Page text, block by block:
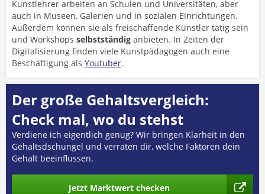
Kunstlehrer arbeiten an Schulen und Universitäten, aber
auch in Museen, Galerien und in sozialen Einrichtungen.
Außerdem können sie als freischaffende Künstler tätig sein
und Workshops selbstständig anbieten. In Zeiten der
Digitalisierung finden viele Kunstpädagogen auch eine
Beschäftigung als Youtuber.
Der große Gehaltsvergleich:
Check mal, wo du stehst
Verdiene ich eigentlich genug? Wir bringen Klarheit in den
Gehaltsdschungel und verraten dir, welche Faktoren dein
Gehalt beeinflussen.
Jetzt Marktwert checken